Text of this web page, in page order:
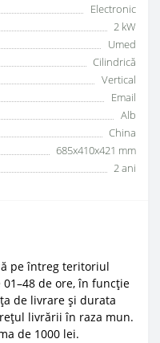
Electronic
2 kW
Umed
Сilindrică
Vertical
Email
Alb
China
685х410х421 mm
2 ani
pe întreg teritoriul
de ore, în funcție
de livrare și durata
livrării în raza mun.
de 1000 lei.